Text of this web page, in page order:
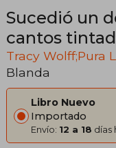
Sucedió un
cantos
Tracy Wolff;Pura
Blanda
Libro Nuevo
Importado
Envío: 12 a 18 días